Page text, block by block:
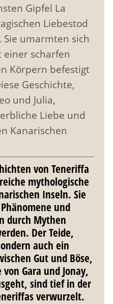
Gipfel La
Liebestod
umarmten sich
scharfen
Körpern befestigt
Geschichte,
und Julia,
Liebe und
Kanarischen
von Teneriffa
mythologische
Inseln. Sie
und
durch Mythen
Der Teide,
auch ein
Gut und Böse,
Gara und Jonay,
sind tief in der
verwurzelt.